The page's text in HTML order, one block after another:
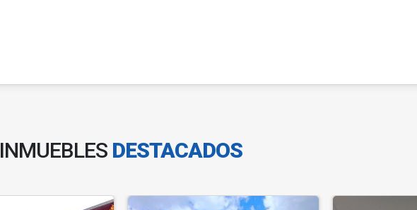
INMUEBLES DESTACADOS